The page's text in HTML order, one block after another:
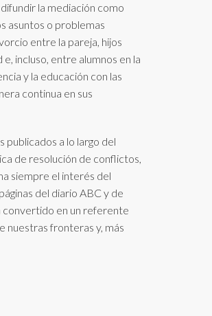
la mediación como
asuntos o problemas
entre la pareja, hijos
incluso, entre alumnos en la
y la educación con las
continua en sus
a lo largo del
de resolución de conflictos,
siempre el interés del
del diario ABC y de
convertido en un referente
nuestras fronteras y, más